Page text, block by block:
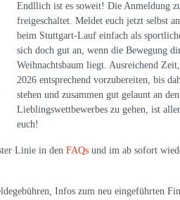
Endllich ist es soweit! Die Anmeldung
freigeschaltet. Meldet euch jetzt selbst
beim Stuttgart-Lauf einfach als
sich doch gut an, wenn die Bewegung
Weihnachtsbaum liegt. Ausreichend
2026 entsprechend vorzubereiten, bis
stehen und zusammen gut gelaunt an
Lieblingswettbewerbes zu gehen, ist
euch!
Linie in den FAQs und im ab sofort
Infos zum neu eingeführten